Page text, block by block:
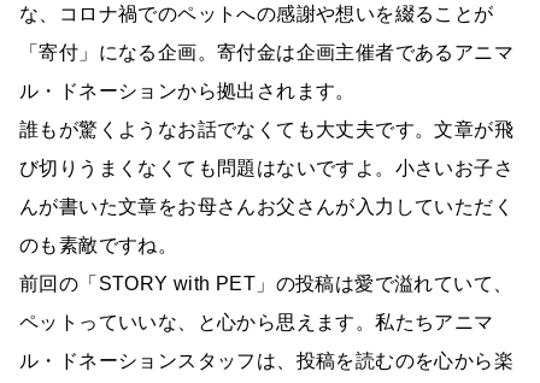
な、コロナ禍でのペットへの感謝や想いを綴ることが
「寄付」になる企画。寄付金は企画主催者であるアニマ
ル・ドネーションから拠出されます。
誰もが驚くようなお話でなくても大丈夫です。文章が飛
び切りうまくなくても問題はないですよ。小さいお子さ
んが書いた文章をお母さんお父さんが入力していただく
のも素敵ですね。
前回の「STORY with PET」の投稿は愛で溢れていて、
ペットっていいな、と心から思えます。私たちアニマ
ル・ドネーションスタッフは、投稿を読むのを心から楽